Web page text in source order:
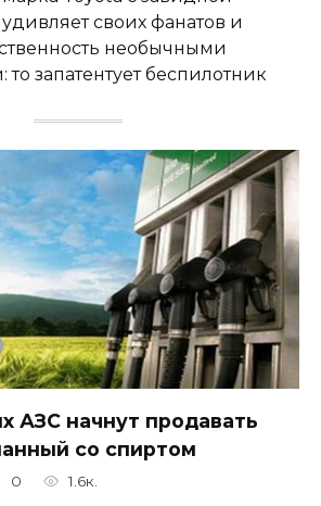
своих фанатов и
необычными
запатентует беспилотник
АЗС начнут продавать
со спиртом
0 1.6к.